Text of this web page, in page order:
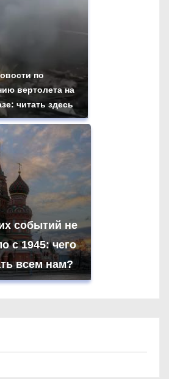
по
вертолета на
читать здесь
событий не
с 1945: чего
всем нам?